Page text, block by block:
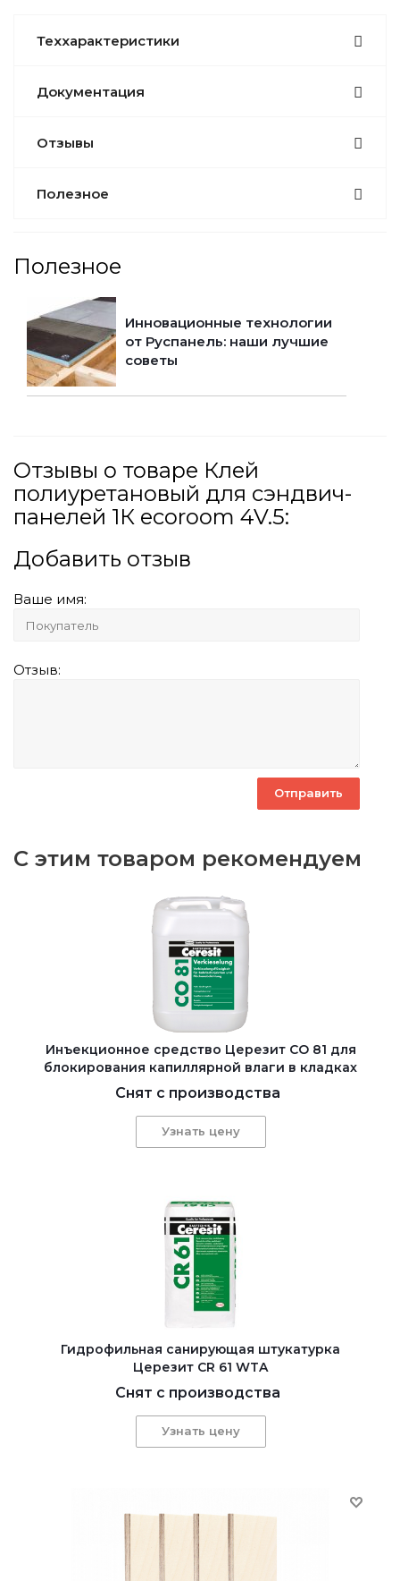
Теххарактеристики
Документация
Отзывы
Полезное
Полезное
Инновационные технологии
от Руспанель: наши лучшие
советы
Отзывы о товаре Клей
полиуретановый для сэндвич-
панелей 1К ecoroom 4V.5:
Добавить отзыв
Ваше имя:
Отзыв:
С этим товаром рекомендуем
Инъекционное средство Церезит CO 81 для
блокирования капиллярной влаги в кладках
Снят с производства
Узнать цену
Гидрофильная санирующая штукатурка
Церезит CR 61 WTA
Снят с производства
Узнать цену